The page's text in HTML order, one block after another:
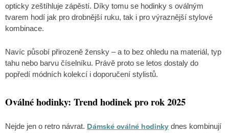
opticky zeštíhluje zápěstí. Díky tomu se hodinky s oválným
tvarem hodí jak pro drobnější ruku, tak i pro výraznější stylové
kombinace.
Navíc působí přirozeně žensky – a to bez ohledu na materiál, typ
tahu nebo barvu číselníku. Právě proto se letos dostaly do
popředí módních kolekcí i doporučení stylistů.
Oválné hodinky: Trend hodinek pro rok 2025
Nejde jen o retro návrat. Dámské oválné hodinky dnes kombinují